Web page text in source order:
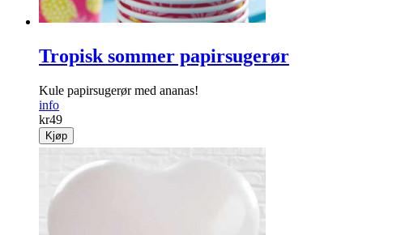
Tropisk sommer papirsugerør
Kule papirsugerør med ananas!
info
kr49
Kjøp